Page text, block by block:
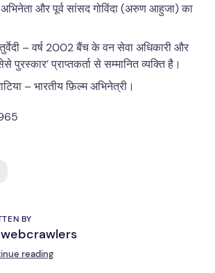
और पूर्व सांसद गोविंदा (अरुण आहुजा) का
– वर्ष 2002 बैंच के वन सेवा अधिकारी और
पुरस्कार’ प्राप्तकर्ता से सम्मानित व्यक्ति है।
– भारतीय फ़िल्म अभिनेत्री।
BY
reading